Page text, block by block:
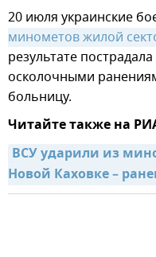
20 июля украинские
минометов жилой
результате
осколочными
больницу.
Читайте также на
ВСУ ударили из
Новой Каховке –